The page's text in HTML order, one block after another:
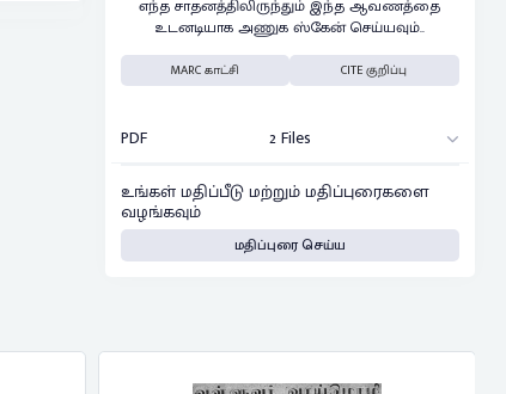
எந்த சாதனத்திலிருந்தும் இந்த ஆவணத்தை
உடனடியாக அணுக ஸ்கேன் செய்யவும்..
MARC காட்சி CITE குறிப்பு
PDF 2 Files
உங்கள் மதிப்பீடு மற்றும் மதிப்புரைகளை
வழங்கவும்
மதிப்புரை செய்ய